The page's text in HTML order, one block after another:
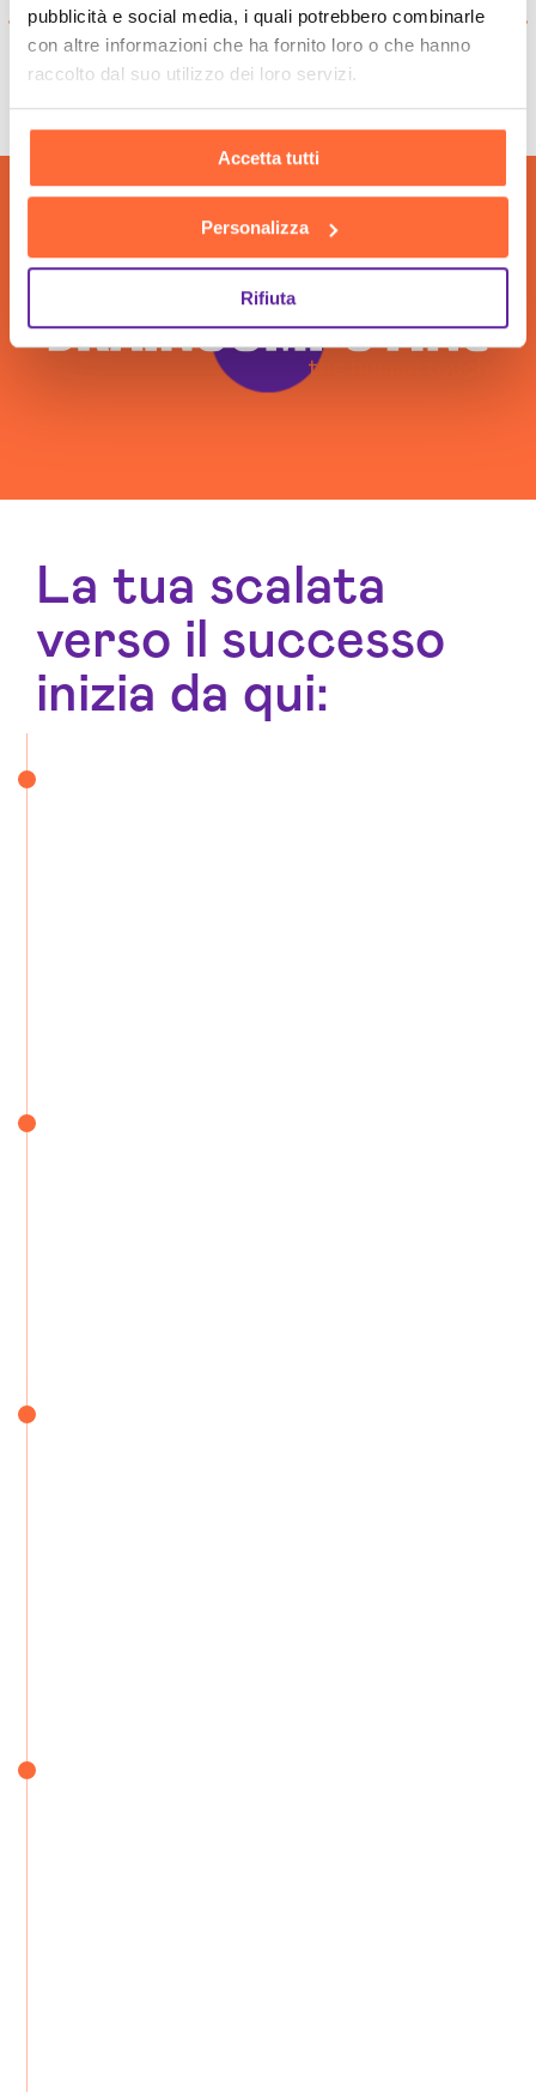
pubblicità e social media, i quali potrebbero combinarle
con altre informazioni che ha fornito loro o che hanno
raccolto dal suo utilizzo dei loro servizi.
Accetta tutti
Personalizza
Rifiuta
La tua scalata
verso il successo
inizia da qui: